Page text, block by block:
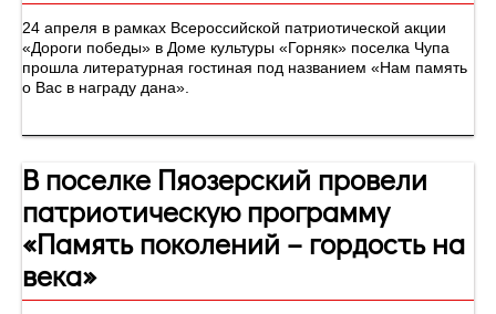
24 апреля в рамках Всероссийской патриотической акции
«Дороги победы» в Доме культуры «Горняк» поселка Чупа
прошла литературная гостиная под названием «Нам память
о Вас в награду дана».
В поселке Пяозерский провели
патриотическую программу
«Память поколений – гордость на
века»